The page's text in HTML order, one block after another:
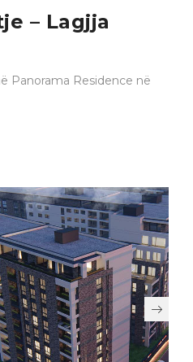
– Lagjja
Panorama Residence në